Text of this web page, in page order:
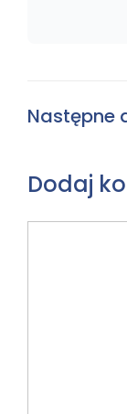
Następne
Dodaj